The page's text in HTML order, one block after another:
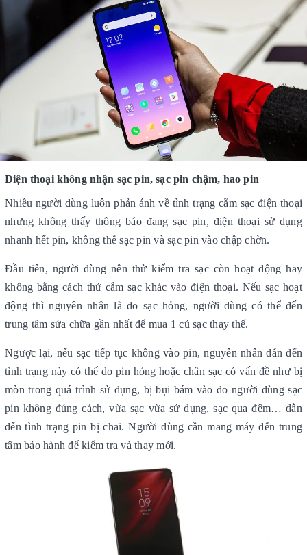
Điện thoại không nhận sạc pin, sạc pin chậm, hao pin
Nhiều người dùng luôn phản ánh về tình trạng cắm sạc điện thoại
nhưng không thấy thông báo đang sạc pin, điện thoại sử dụng
nhanh hết pin, không thể sạc pin và sạc pin vào chập chờn.
Đầu tiên, người dùng nên thử kiểm tra sạc còn hoạt động hay
không bằng cách thử cắm sạc khác vào điện thoại. Nếu sạc hoạt
động thì nguyên nhân là do sạc hỏng, người dùng có thể đến
trung tâm sửa chữa gần nhất để mua 1 củ sạc thay thế.
Ngược lại, nếu sạc tiếp tục không vào pin, nguyên nhân dẫn đến
tình trạng này có thể do pin hỏng hoặc chân sạc có vấn đề như bị
mòn trong quá trình sử dụng, bị bụi bám vào do người dùng sạc
pin không đúng cách, vừa sạc vừa sử dụng, sạc qua đêm… dẫn
đến tình trạng pin bị chai. Người dùng cần mang máy đến trung
tâm bảo hành để kiểm tra và thay mới.